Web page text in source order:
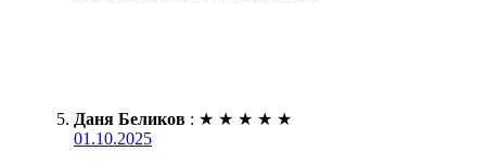
Даня Беликов : ★ ★ ★ ★ ★
01.10.2025